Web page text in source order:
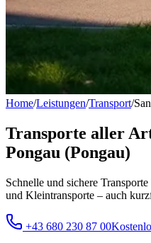
Home/Leistungen/Transport/
Transporte aller
Pongau (Pongau)
Schnelle und sichere
und Kleintransporte – auch
+43 680 230 87 00